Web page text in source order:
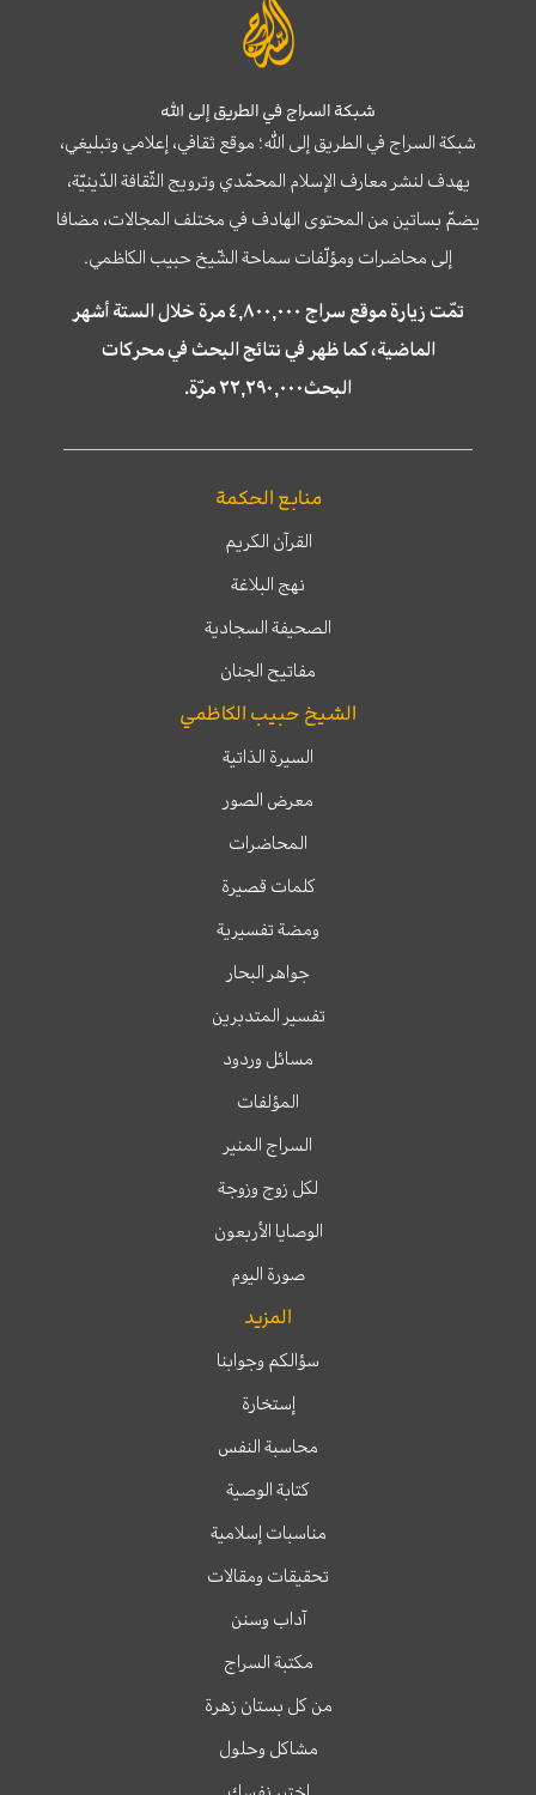
شبكة السراج في الطريق إلى الله
شبكة السراج في الطريق إلى الله؛ موقع ثقافي، إعلامي وتبليغي،
يهدف لنشر معارف الإسلام المحمّدي وترويج الثّقافة الدّينيّة،
يضمّ بساتين من المحتوى الهادف في مختلف المجالات، مضافا
إلى محاضرات ومؤلّفات سماحة الشّيخ حبيب الكاظمي.
تمّت زيارة موقع سراج ٤,٨٠٠,٠٠٠ مرة خلال الستة أشهر
الماضية، كما ظهر في نتائج البحث في محركات
البحث٢٢,٢٩٠,٠٠٠ مرّة.
منابع الحكمة
القرآن الكريم
نهج البلاغة
الصحيفة السجادية
مفاتيح الجنان
الشيخ حبيب الكاظمي
السيرة الذاتية
معرض الصور
المحاضرات
كلمات قصيرة
ومضة تفسيرية
جواهر البحار
تفسير المتدبرين
مسائل وردود
المؤلفات
السراج المنير
لكل زوج وزوجة
الوصايا الأربعون
صورة اليوم
المزيد
سؤالكم وجوابنا
إستخارة
محاسبة النفس
كتابة الوصية
مناسبات إسلامية
تحقيقات ومقالات
آداب وسنن
مكتبة السراج
من كل بستان زهرة
مشاكل وحلول